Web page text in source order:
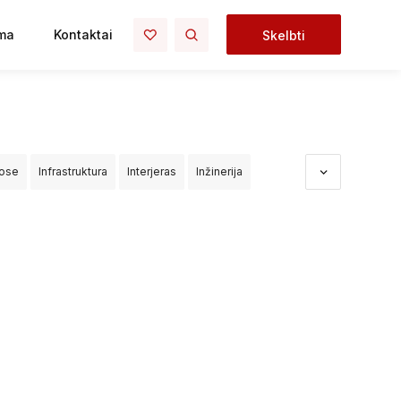
Kontaktai Skelbti
Infrastruktura Interjeras Inžinerija